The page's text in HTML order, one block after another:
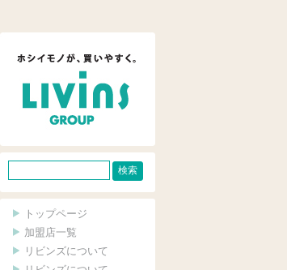
イ
ト
内
検
トップページ
加盟店一覧
リビンズについて